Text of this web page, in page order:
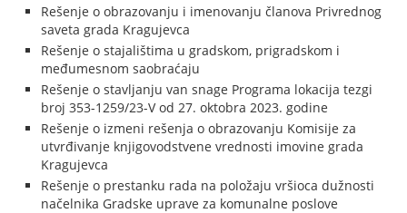
Rešenje o obrazovanju i imenovanju članova Privrednog
saveta grada Kragujevca
Rešenje o stajalištima u gradskom, prigradskom i
međumesnom saobraćaju
Rešenje o stavljanju van snage Programa lokacija tezgi
broj 353-1259/23-V od 27. oktobra 2023. godine
Rešenje o izmeni rešenja o obrazovanju Komisije za
utvrđivanje knjigovodstvene vrednosti imovine grada
Kragujevca
Rešenje o prestanku rada na položaju vršioca dužnosti
načelnika Gradske uprave za komunalne poslove